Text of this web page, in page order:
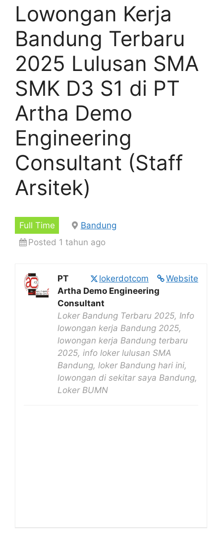
Lowongan Kerja
Bandung Terbaru
2025 Lulusan SMA
SMK D3 S1 di PT
Artha Demo
Engineering
Consultant (Staff
Arsitek)
Full Time
Bandung
Posted 1 tahun ago
Website
lokerdotcom
PT
Artha Demo Engineering
Consultant
Loker Bandung Terbaru 2025, Info
lowongan kerja Bandung 2025,
lowongan kerja Bandung terbaru
2025, info loker lulusan SMA
Bandung, loker Bandung hari ini,
lowongan di sekitar saya Bandung,
Loker BUMN